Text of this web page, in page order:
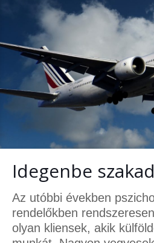
Idegenbe
Az utóbbi években
rendelőkben
olyan kliensek, akik